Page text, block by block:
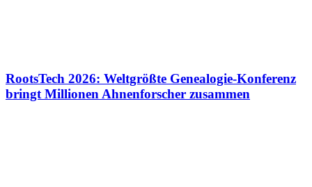
RootsTech 2026: Weltgrößte Genealogie-Konferenz
bringt Millionen Ahnenforscher zusammen